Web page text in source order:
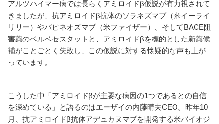
アルツハイマー病では長らくアミロイドβ仮説が有力視されて
きましたが、抗アミロイドβ抗体のソラネズマブ（米イーライ
リリー）やバピネオズマブ（米ファイザー）、そしてBACE阻
害薬のベルベセスタットと、アミロイドβを標的とした新薬候
補がことごとく失敗し、この仮説に対する懐疑的な声も上が
っています。
こうした中「アミロイドβが主要な病因の1つであるとの自信
を深めている」と語るのはエーザイの内藤晴夫CEO。昨年10
月、抗アミロイドβ抗体アデュカヌマブを開発する米バイオジ